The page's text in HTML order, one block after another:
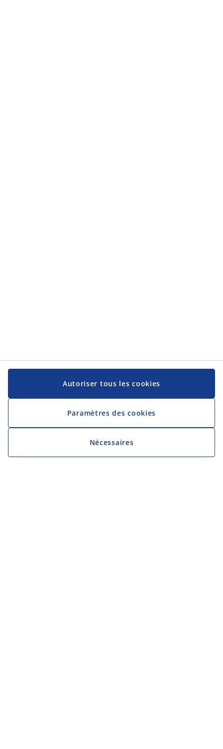
Autoriser tous les cookies
Paramètres des cookies
Nécessaires